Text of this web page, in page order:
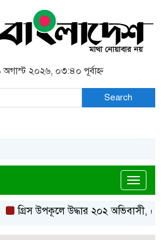
অগাস্ট ২০২৬, ০৩:৪০ পূর্বাহ্ন
Search
গ্রিস উপকূলে উদ্ধার ২০২ অভিবাসী,